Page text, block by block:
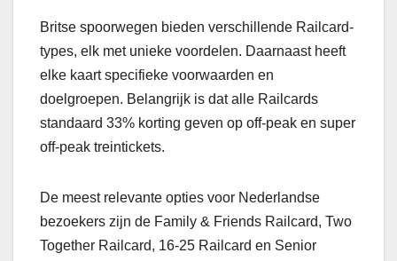
Britse spoorwegen bieden verschillende Railcard-
types, elk met unieke voordelen. Daarnaast heeft
elke kaart specifieke voorwaarden en
doelgroepen. Belangrijk is dat alle Railcards
standaard 33% korting geven op off-peak en super
off-peak treintickets.
De meest relevante opties voor Nederlandse
bezoekers zijn de Family & Friends Railcard, Two
Together Railcard, 16-25 Railcard en Senior